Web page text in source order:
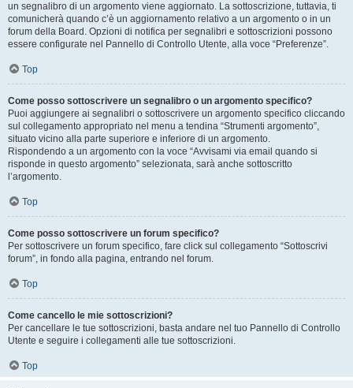
un segnalibro di un argomento viene aggiornato. La sottoscrizione, tuttavia, ti
comunicherà quando c’è un aggiornamento relativo a un argomento o in un
forum della Board. Opzioni di notifica per segnalibri e sottoscrizioni possono
essere configurate nel Pannello di Controllo Utente, alla voce “Preferenze”.
Top
Come posso sottoscrivere un segnalibro o un argomento specifico?
Puoi aggiungere ai segnalibri o sottoscrivere un argomento specifico cliccando
sul collegamento appropriato nel menu a tendina “Strumenti argomento”,
situato vicino alla parte superiore e inferiore di un argomento.
Rispondendo a un argomento con la voce “Avvisami via email quando si
risponde in questo argomento” selezionata, sarà anche sottoscritto
l’argomento.
Top
Come posso sottoscrivere un forum specifico?
Per sottoscrivere un forum specifico, fare click sul collegamento “Sottoscrivi
forum”, in fondo alla pagina, entrando nel forum.
Top
Come cancello le mie sottoscrizioni?
Per cancellare le tue sottoscrizioni, basta andare nel tuo Pannello di Controllo
Utente e seguire i collegamenti alle tue sottoscrizioni.
Top